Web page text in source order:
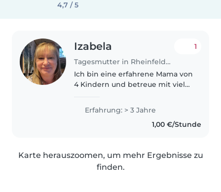
4,7 / 5
Izabela
Tagesmutter in Rheinfelden
1
Ich bin eine erfahrene Mama von
4 Kindern und betreue mit viel
Entdecker (0-3 Jahre) als
Tagesmutter in der Kinderoase
in Herten. Bei mir wird gespielt,
Erfahrung: > 3 Jahre
1,00 €/Stunde
Karte herauszoomen, um mehr Ergebnisse zu
finden.